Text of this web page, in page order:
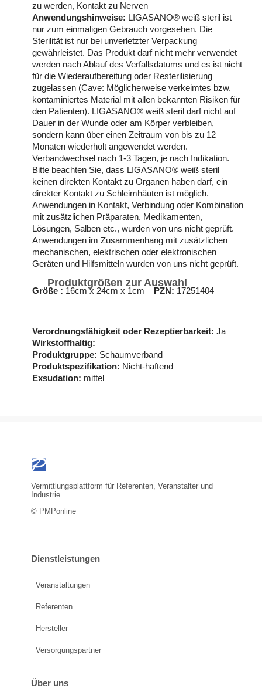
zu werden, Kontakt zu Nerven
Anwendungshinweise: LIGASANO® weiß steril ist
nur zum einmaligen Gebrauch vorgesehen. Die
Sterilität ist nur bei unverletzter Verpackung
gewährleistet. Das Produkt darf nicht mehr verwendet
werden nach Ablauf des Verfallsdatums und es ist nicht
für die Wiederaufbereitung oder Resterilisierung
zugelassen (Cave: Möglicherweise verkeimtes bzw.
kontaminiertes Material mit allen bekannten Risiken für
den Patienten). LIGASANO® weiß steril darf nicht auf
Dauer in der Wunde oder am Körper verbleiben,
sondern kann über einen Zeitraum von bis zu 12
Monaten wiederholt angewendet werden.
Verbandwechsel nach 1-3 Tagen, je nach Indikation.
Bitte beachten Sie, dass LIGASANO® weiß steril
keinen direkten Kontakt zu Organen haben darf, ein
direkter Kontakt zu Schleimhäuten ist möglich.
Anwendungen in Kontakt, Verbindung oder Kombination
mit zusätzlichen Präparaten, Medikamenten,
Lösungen, Salben etc., wurden von uns nicht geprüft.
Anwendungen im Zusammenhang mit zusätzlichen
mechanischen, elektrischen oder elektronischen
Geräten und Hilfsmitteln wurden von uns nicht geprüft.
Produktgrößen zur Auswahl
Größe : 16cm x 24cm x 1cm PZN: 17251404
Verordnungsfähigkeit oder Rezeptierbarkeit: Ja
Wirkstoffhaltig:
Produktgruppe: Schaumverband
Produktspezifikation: Nicht-haftend
Exsudation: mittel
Vermittlungsplattform für Referenten, Veranstalter und
Industrie
© PMPonline
Dienstleistungen
Veranstaltungen
Referenten
Hersteller
Versorgungspartner
Über uns